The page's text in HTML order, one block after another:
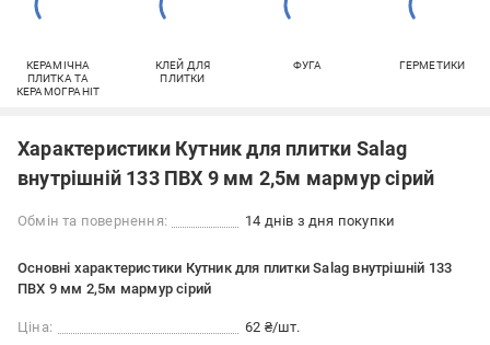
КЕРАМІЧНА
ПЛИТКА ТА
КЕРАМОГРАНІТ
КЛЕЙ ДЛЯ
ПЛИТКИ
ФУГА ГЕРМЕТИКИ
Характеристики Кутник для плитки Salag
внутрішній 133 ПВХ 9 мм 2,5м мармур сірий
Обмін та повернення: 14 днів з дня покупки
Основні характеристики Кутник для плитки Salag внутрішній 133
ПВХ 9 мм 2,5м мармур сірий
Ціна: 62 ₴/шт.